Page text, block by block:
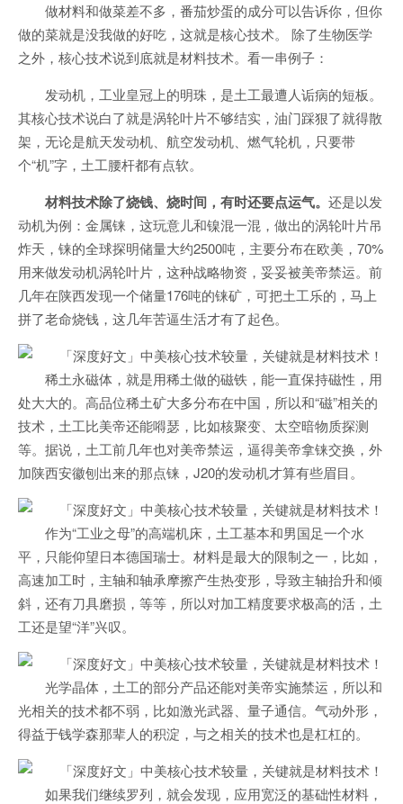
做材料和做菜差不多，番茄炒蛋的成分可以告诉你，但你
做的菜就是没我做的好吃，这就是核心技术。 除了生物医学
之外，核心技术说到底就是材料技术。看一串例子：
发动机，工业皇冠上的明珠，是土工最遭人诟病的短板。
其核心技术说白了就是涡轮叶片不够结实，油门踩狠了就得散
架，无论是航天发动机、航空发动机、燃气轮机，只要带
个“机”字，土工腰杆都有点软。
材料技术除了烧钱、烧时间，有时还要点运气。 还是以发
动机为例：金属铼，这玩意儿和镍混一混，做出的涡轮叶片吊
炸天，铼的全球探明储量大约2500吨，主要分布在欧美，70%
用来做发动机涡轮叶片，这种战略物资，妥妥被美帝禁运。前
几年在陕西发现一个储量176吨的铼矿，可把土工乐的，马上
拼了老命烧钱，这几年苦逼生活才有了起色。
稀土永磁体，就是用稀土做的磁铁，能一直保持磁性，用
处大大的。高品位稀土矿大多分布在中国，所以和“磁”相关的
技术，土工比美帝还能嘚瑟，比如核聚变、太空暗物质探测
等。据说，土工前几年也对美帝禁运，逼得美帝拿铼交换，外
加陕西安徽刨出来的那点铼，J20的发动机才算有些眉目。
作为“工业之母”的高端机床，土工基本和男国足一个水
平，只能仰望日本德国瑞士。材料是最大的限制之一，比如，
高速加工时，主轴和轴承摩擦产生热变形，导致主轴抬升和倾
斜，还有刀具磨损，等等，所以对加工精度要求极高的活，土
工还是望“洋”兴叹。
光学晶体，土工的部分产品还能对美帝实施禁运，所以和
光相关的技术都不弱，比如激光武器、量子通信。气动外形，
得益于钱学森那辈人的积淀，与之相关的技术也是杠杠的。
如果我们继续罗列，就会发现，应用宽泛的基础性材料，